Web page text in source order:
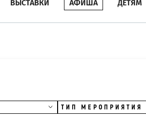
ВЫСТАВКИ АФИША ДЕТЯМ
ТИП МЕРОПРИЯТИЯ